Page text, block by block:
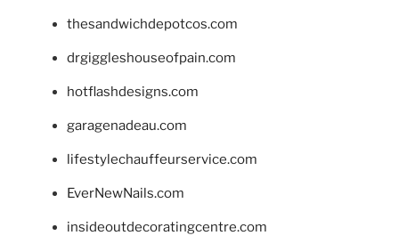
thesandwichdepotcos.com
drgiggleshouseofpain.com
hotflashdesigns.com
garagenadeau.com
lifestylechauffeurservice.com
EverNewNails.com
insideoutdecoratingcentre.com